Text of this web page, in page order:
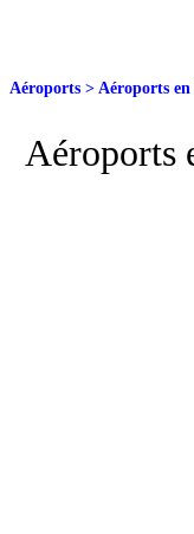
Aéroports > Aéroports
Aéroports